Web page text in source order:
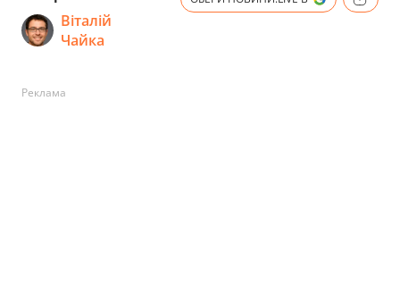
Віталій
Чайка
Реклама